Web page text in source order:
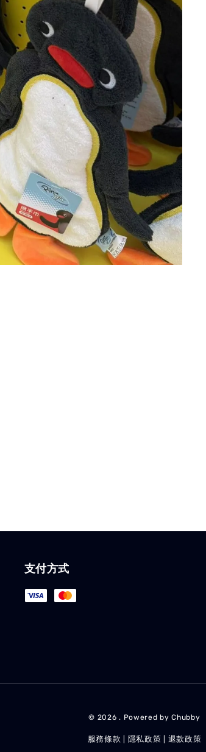
支付方式
© 2026 . Powered by Chubby
服務條款 隱私政策 退款政策